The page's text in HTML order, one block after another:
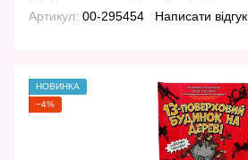
Артикул: 00-295454 Написати відгук
НОВИНКА
−4%